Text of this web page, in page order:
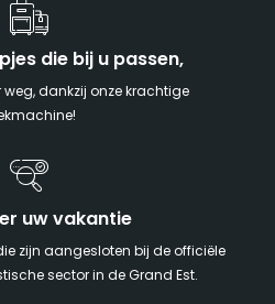
die bij u passen,
dankzij onze krachtige
uw vakantie
zijn aangesloten bij de officiële
sector in de Grand Est.